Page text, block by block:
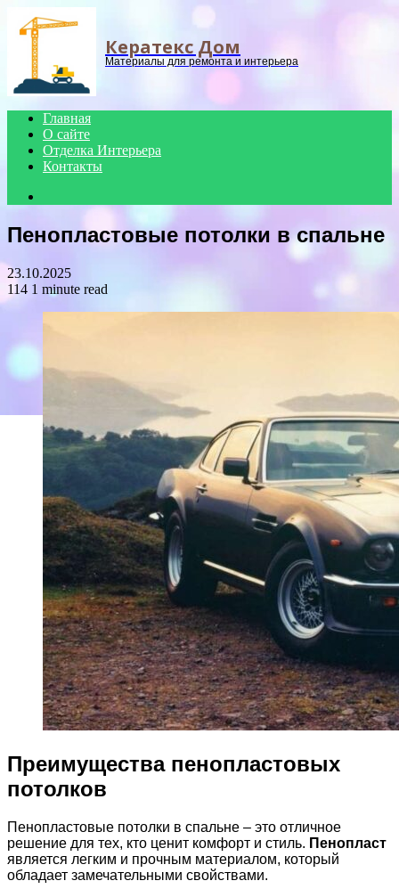
Menu
Кератекс Дом
Материалы для ремонта и интерьера
Главная
О сайте
Отделка Интерьера
Контакты
Пенопластовые потолки в спальне
23.10.2025
114 1 minute read
Преимущества пенопластовых
потолков
Пенопластовые потолки в спальне – это отличное
решение для тех, кто ценит комфорт и стиль. Пенопласт
является легким и прочным материалом, который
обладает замечательными свойствами.